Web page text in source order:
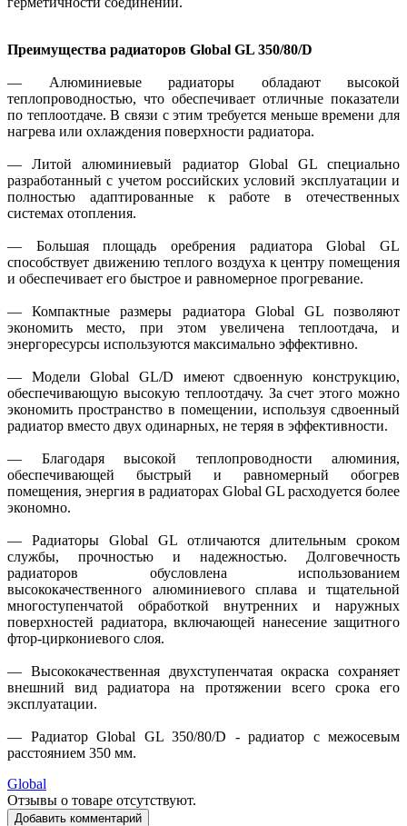
Преимущества радиаторов Global GL 350/80/D
— Алюминиевые радиаторы обладают высокой
теплопроводностью, что обеспечивает отличные показатели
по теплоотдаче. В связи с этим требуется меньше времени для
нагрева или охлаждения поверхности радиатора.
— Литой алюминиевый радиатор Global GL специально
разработанный с учетом российских условий эксплуатации и
полностью адаптированные к работе в отечественных
системах отопления.
— Большая площадь оребрения радиатора Global GL
способствует движению теплого воздуха к центру помещения
и обеспечивает его быстрое и равномерное прогревание.
— Компактные размеры радиатора Global GL позволяют
экономить место, при этом увеличена теплоотдача, и
энергоресурсы используются максимально эффективно.
— Модели Global GL/D имеют сдвоенную конструкцию,
обеспечивающую высокую теплоотдачу. За счет этого можно
экономить пространство в помещении, используя сдвоенный
радиатор вместо двух одинарных, не теряя в эффективности.
— Благодаря высокой теплопроводности алюминия,
обеспечивающей быстрый и равномерный обогрев
помещения, энергия в радиаторах Global GL расходуется более
экономно.
— Радиаторы Global GL отличаются длительным сроком
службы, прочностью и надежностью. Долговечность
радиаторов обусловлена использованием
высококачественного алюминиевого сплава и тщательной
многоступенчатой обработкой внутренних и наружных
поверхностей радиатора, включающей нанесение защитного
фтор-циркониевого слоя.
— Высококачественная двухступенчатая окраска сохраняет
внешний вид радиатора на протяжении всего срока его
эксплуатации.
— Радиатор Global GL 350/80/D - радиатор с межосевым
расстоянием 350 мм.
Global
Отзывы о товаре отсутствуют.
Добавить комментарий